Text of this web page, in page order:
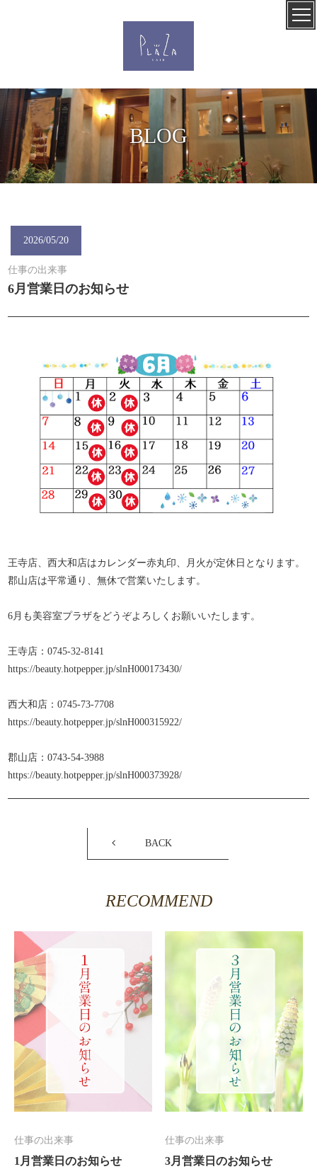
BLOG
2026/05/20
仕事の出来事
6月営業日のお知らせ
王寺店、西大和店はカレンダー赤丸印、月火が定休日となります。
郡山店は平常通り、無休で営業いたします。
6月も美容室プラザをどうぞよろしくお願いいたします。
王寺店：0745-32-8141
https://beauty.hotpepper.jp/slnH000173430/
西大和店：0745-73-7708
https://beauty.hotpepper.jp/slnH000315922/
郡山店：0743-54-3988
https://beauty.hotpepper.jp/slnH000373928/
BACK
RECOMMEND
仕事の出来事
1月営業日のお知らせ
仕事の出来事
3月営業日のお知らせ